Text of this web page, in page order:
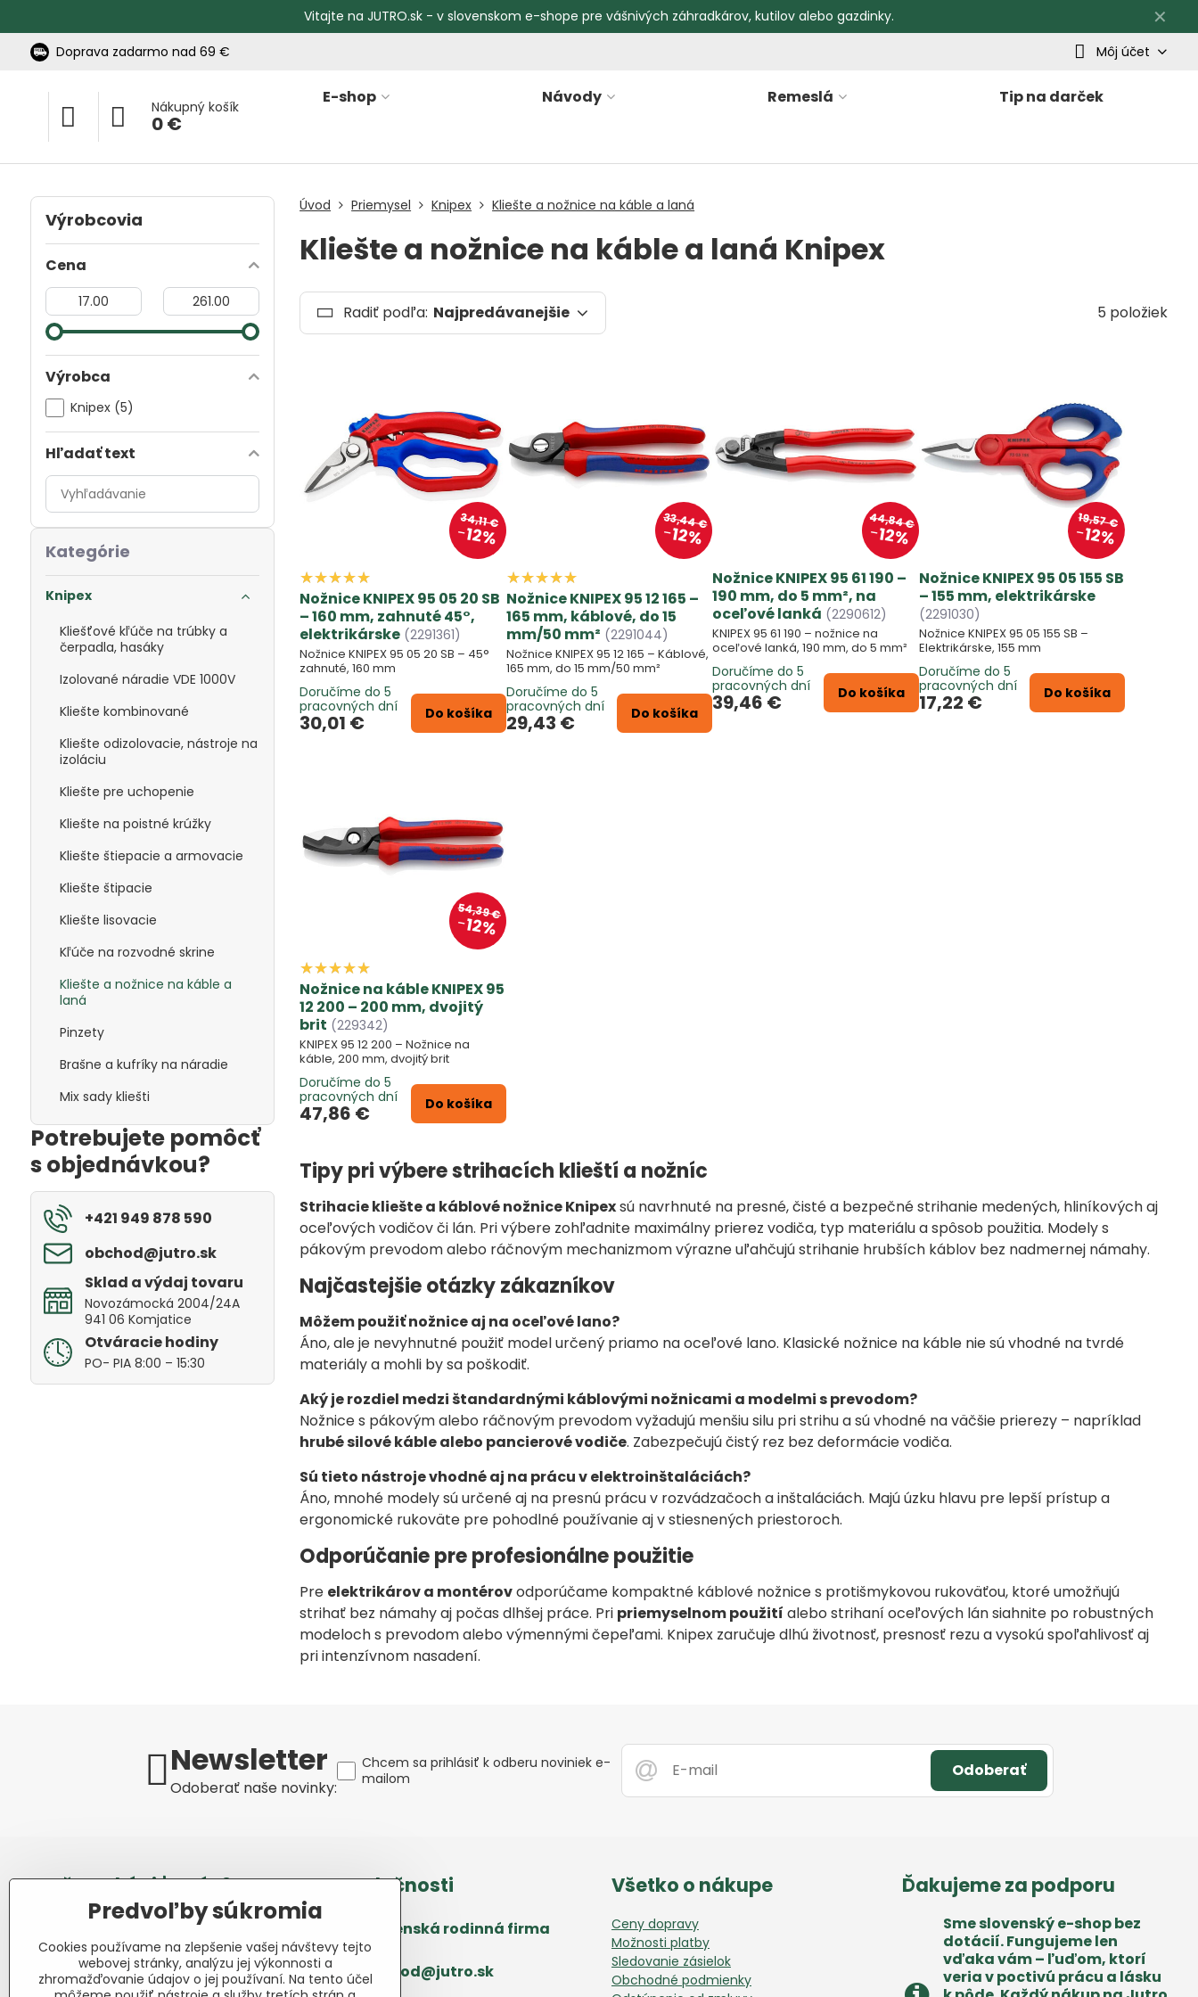
✕
Vitajte na JUTRO.sk - v slovenskom e-shope pre vášnivých záhradkárov, kutilov alebo gazdinky.
Doprava zadarmo nad 69 €
Môj účet
Nákupný košík
0 €
E-shop Návody Remeslá Tip na darček
Úvod Priemysel Knipex Kliešte a nožnice na káble a laná
Kliešte a nožnice na káble a laná Knipex
Radiť podľa: Najpredávanejšie 5 položiek
34,11 €
12%
Nožnice KNIPEX 95 05 20 SB
– 160 mm, zahnuté 45°,
elektrikárske (2291361)
Nožnice KNIPEX 95 05 20 SB – 45°
zahnuté, 160 mm
Doručíme do 5
pracovných dní
30,01 € Do košíka
33,44 €
12%
Nožnice KNIPEX 95 12 165 –
165 mm, káblové, do 15
mm/50 mm² (2291044)
Nožnice KNIPEX 95 12 165 – Káblové,
165 mm, do 15 mm/50 mm²
Doručíme do 5
pracovných dní
29,43 € Do košíka
44,84 €
12%
Nožnice KNIPEX 95 61 190 –
190 mm, do 5 mm², na
oceľové lanká (2290612)
KNIPEX 95 61 190 – nožnice na
oceľové lanká, 190 mm, do 5 mm²
Doručíme do 5
pracovných dní
39,46 € Do košíka
19,57 €
12%
Nožnice KNIPEX 95 05 155 SB
– 155 mm, elektrikárske
(2291030)
Nožnice KNIPEX 95 05 155 SB –
Elektrikárske, 155 mm
Doručíme do 5
pracovných dní
17,22 € Do košíka
54,39 €
12%
Nožnice na káble KNIPEX 95
12 200 – 200 mm, dvojitý
brit (229342)
KNIPEX 95 12 200 – Nožnice na
káble, 200 mm, dvojitý brit
Doručíme do 5
pracovných dní
47,86 € Do košíka
Tipy pri výbere strihacích klieští a nožníc
Strihacie kliešte a káblové nožnice Knipexsú navrhnuté na presné, čisté a bezpečné strihanie medených, hliníkových aj
oceľových vodičov či lán. Pri výbere zohľadnite maximálny prierez vodiča, typ materiálu a spôsob použitia. Modely s
pákovým prevodom alebo ráčnovým mechanizmom výrazne uľahčujú strihanie hrubších káblov bez nadmernej námahy.
Najčastejšie otázky zákazníkov
Môžem použiť nožnice aj na oceľové lano?
Áno, ale je nevyhnutné použiť model určený priamo na oceľové lano. Klasické nožnice na káble nie sú vhodné na tvrdé
materiály a mohli by sa poškodiť.
Aký je rozdiel medzi štandardnými káblovými nožnicami a modelmi s prevodom?
Nožnice s pákovým alebo ráčnovým prevodom vyžadujú menšiu silu pri strihu a sú vhodné na väčšie prierezy – napríklad
hrubé silové káble alebo pancierové vodiče. Zabezpečujú čistý rez bez deformácie vodiča.
Sú tieto nástroje vhodné aj na prácu v elektroinštaláciách?
Áno, mnohé modely sú určené aj na presnú prácu v rozvádzačoch a inštaláciách. Majú úzku hlavu pre lepší prístup a
ergonomické rukoväte pre pohodlné používanie aj v stiesnených priestoroch.
Odporúčanie pre profesionálne použitie
Pre elektrikárov a montérovodporúčame kompaktné káblové nožnice s protišmykovou rukoväťou, ktoré umožňujú
strihať bez námahy aj počas dlhšej práce. Pri priemyselnom použití alebo strihaní oceľových lán siahnite po robustných
modeloch s prevodom alebo výmennými čepeľami. Knipex zaručuje dlhú životnosť, presnosť rezu a vysokú spoľahlivosť aj
pri intenzívnom nasadení.
Výrobcovia
Cena
Od:
Do:
Výrobca
Knipex (5)
Hľadať text
Prehľadať
výsledky
filtra
fulltextom
Potrebujete pomôcť
s objednávkou?
+421 949 878 590
obchod​@jutro​.sk
Sklad a výdaj tovaru
Novozámocká 2004/24A
941 06 Komjatice
Otváracie hodiny
PO- PIA 8:00 – 15:30
Kategórie
Knipex
Kliešťové kľúče na trúbky a
čerpadla, hasáky
Izolované náradie VDE 1000V
Kliešte kombinované
Kliešte odizolovacie, nástroje na
izoláciu
Kliešte pre uchopenie
Kliešte na poistné krúžky
Kliešte štiepacie a armovacie
Kliešte štipacie
Kliešte lisovacie
Kľúče na rozvodné skrine
Kliešte a nožnice na káble a
laná
Pinzety
Brašne a kufríky na náradie
Mix sady kliešti
Newsletter
Odoberať naše novinky:
Odoberať
Chcem sa prihlásiť k odberu noviniek e-
mailom
Prečo nakúpiť u nás?
Takmer 100 % spokojných
zákazníkov
Nízka cena produktov -
ušetríte
O spoločnosti
Slovenská rodinná firma
obchod​@jutro​.sk
Všetko o nákupe
Ceny dopravy
Možnosti platby
Sledovanie zásielok
Obchodné podmienky
Ďakujeme za podporu
Sme slovenský e-shop bez
dotácií​. Fungujeme len
vďaka vám – ľuďom, ktorí
veria v poctivú prácu a lásku
Predvoľby súkromia
Cookies používame na zlepšenie vašej návštevy tejto
webovej stránky, analýzu jej výkonnosti a
zhromažďovanie údajov o jej používaní. Na tento účel